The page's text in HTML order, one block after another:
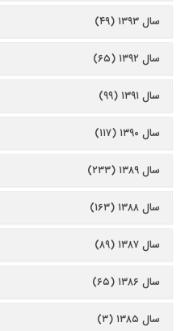
سال ۱۳۹۳ (۴۹)
سال ۱۳۹۲ (۶۵)
سال ۱۳۹۱ (۹۹)
سال ۱۳۹۰ (۱۱۷)
سال ۱۳۸۹ (۲۳۳)
سال ۱۳۸۸ (۱۶۳)
سال ۱۳۸۷ (۸۹)
سال ۱۳۸۶ (۶۵)
سال ۱۳۸۵ (۳)